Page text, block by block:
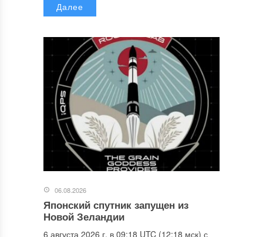
Далее
06.08.2026
Японский спутник запущен из
Новой Зеландии
6 августа 2026 г. в 09:18 UTC (12:18 мск) с